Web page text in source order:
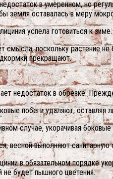
в умеренном, но
земля оставалась в меру
успела готовиться к зиме.
поскольку растение
прекращают.
недостаток в обрезке.
побеги удаляют, оставляя
случае, укорачивая
весной выполняют
в обязательном порядке
не будет пышного цветения.